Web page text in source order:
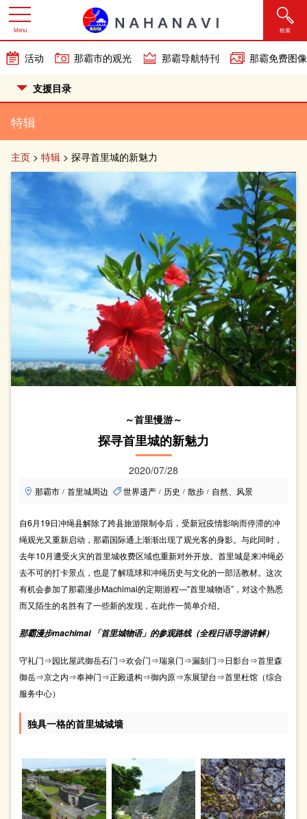
检索
活动 那霸市的观光 那霸导航特刊 那霸免费图
Menu
支援目录
特辑
主页 > 特辑 > 探寻首里城的新魅力
～首里慢游～
探寻首里城的新魅力
2020/07/28
那霸市 / 首里城周边 世界遗产 / 历史 / 散步 / 自然、风景
自6月19日冲绳县解除了跨县旅游限制令后，受新冠疫情影响而停滞的冲
绳观光又重新启动，那霸国际通上渐渐出现了观光客的身影。与此同时，
去年10月遭受火灾的首里城收费区域也重新对外开放。首里城是来冲绳必
去不可的打卡景点，也是了解琉球和冲绳历史与文化的一部活教材。这次
有机会参加了那霸漫步Machimai的定期游程―‟首里城物语”，对这个熟悉
而又陌生的名胜有了一些新的发现，在此作一简单介绍。
那霸漫步machimai 「首里城物语」的参观路线（全程日语导游讲解）
守礼门⇒园比屋武御岳石门⇒欢会门⇒瑞泉门⇒漏刻门⇒日影台⇒首里森
御岳⇒京之内⇒奉神门⇒正殿遗构⇒御内原⇒东展望台⇒首里杜馆（综合
服务中心）
独具一格的首里城城墙